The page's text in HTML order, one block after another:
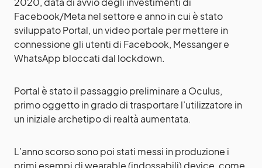
Facebook/Meta nel settore e anno in cui è stato
sviluppato Portal, un video portale per mettere in
connessione gli utenti di Facebook, Messanger e
WhatsApp bloccati dal lockdown.
Portal è stato il passaggio preliminare a Oculus,
primo oggetto in grado di trasportare l’utilizzatore in
un iniziale archetipo di realtà aumentata.
L’anno scorso sono poi stati messi in produzione i
primi esempi di wearable (indossabili) device, come